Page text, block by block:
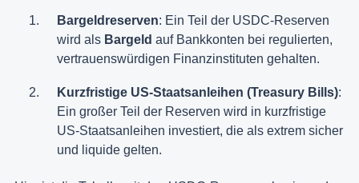
Bargeldreserven: Ein Teil der USDC-Reserven
wird als Bargeld auf Bankkonten bei regulierten,
vertrauenswürdigen Finanzinstituten gehalten.
Kurzfristige US-Staatsanleihen (Treasury Bills):
Ein großer Teil der Reserven wird in kurzfristige
US-Staatsanleihen investiert, die als extrem sicher
und liquide gelten.